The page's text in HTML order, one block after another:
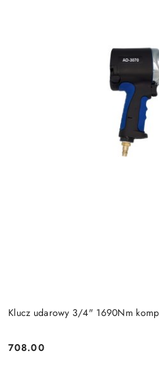
Klucz udarowy 3/4" 1690Nm
Cena:
708.00